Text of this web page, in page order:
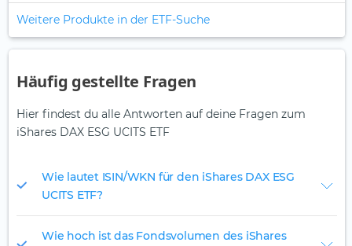
Weitere Produkte in der ETF-Suche
Häufig gestellte Fragen
Hier findest du alle Antworten auf deine Fragen zum
iShares DAX ESG UCITS ETF
Wie lautet ISIN/WKN für den iShares DAX ESG
UCITS ETF?
Wie hoch ist das Fondsvolumen des iShares